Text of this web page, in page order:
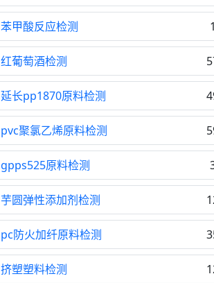
苯甲酸反应检测
红葡萄酒检测
延长pp1870原料检测
pvc聚氯乙烯原料检测
gpps525原料检测
芋圆弹性添加剂检测
pc防火加纤原料检测
挤塑塑料检测